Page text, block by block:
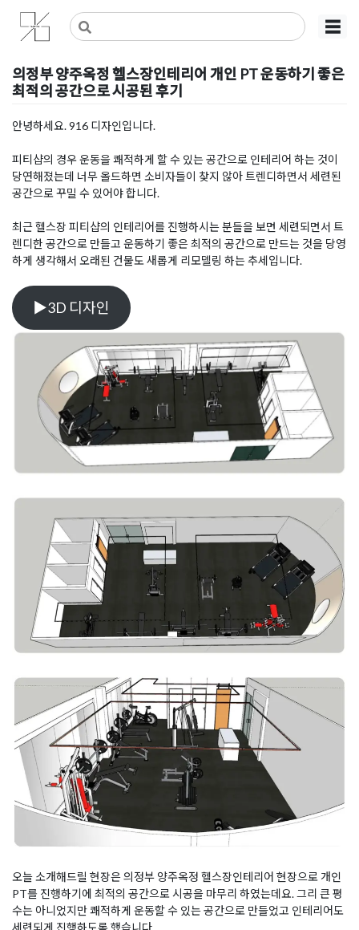
Skip
content
사무실인테리어 디자인 공사 비용견적 플랫폼
사무실인테리어 916
☰
의정부 양주옥정 헬스장인테리어 개인 PT 운동하기 좋은
최적의 공간으로 시공된 후기
Posted on2021년 5월 2일
안녕하세요. 916 디자인입니다.
피티샵의 경우 운동을 쾌적하게 할 수 있는 공간으로 인테리어 하는 것이
당연해졌는데 너무 올드하면 소비자들이 찾지 않아 트렌디하면서 세련된
공간으로 꾸밀 수 있어야 합니다.
최근 헬스장 피티샵의 인테리어를 진행하시는 분들을 보면 세련되면서 트
렌디한 공간으로 만들고 운동하기 좋은 최적의 공간으로 만드는 것을 당영
하게 생각해서 오래된 건물도 새롭게 리모델링 하는 추세입니다.
▶3D 디자인
오늘 소개해드릴 현장은 의정부 양주옥정 헬스장인테리어 현장으로 개인
PT를 진행하기에 최적의 공간으로 시공을 마무리 하였는데요. 그리 큰 평
수는 아니었지만 쾌적하게 운동할 수 있는 공간으로 만들었고 인테리어도
세련되게 진행하도록 했습니다.